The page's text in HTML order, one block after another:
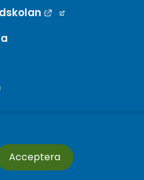
Länk till annan
Acceptera